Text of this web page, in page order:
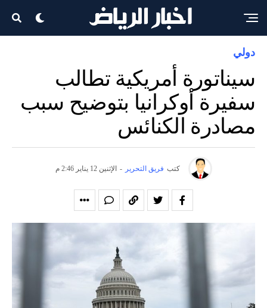
دولي
سيناتورة أمريكية تطالب
سفيرة أوكرانيا بتوضيح سبب
مصادرة الكنائس
كتب فريق التحرير - الإثنين 12 يناير 2:46 م